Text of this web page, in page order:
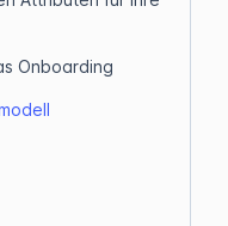
Onboarding